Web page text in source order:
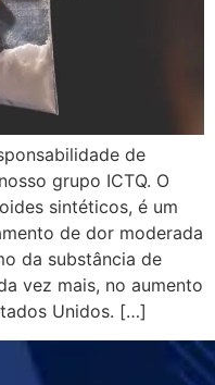
de
grupo ICTQ. O
sintéticos, é um
de dor moderada
da substância de
vez mais, no aumento
Unidos. […]